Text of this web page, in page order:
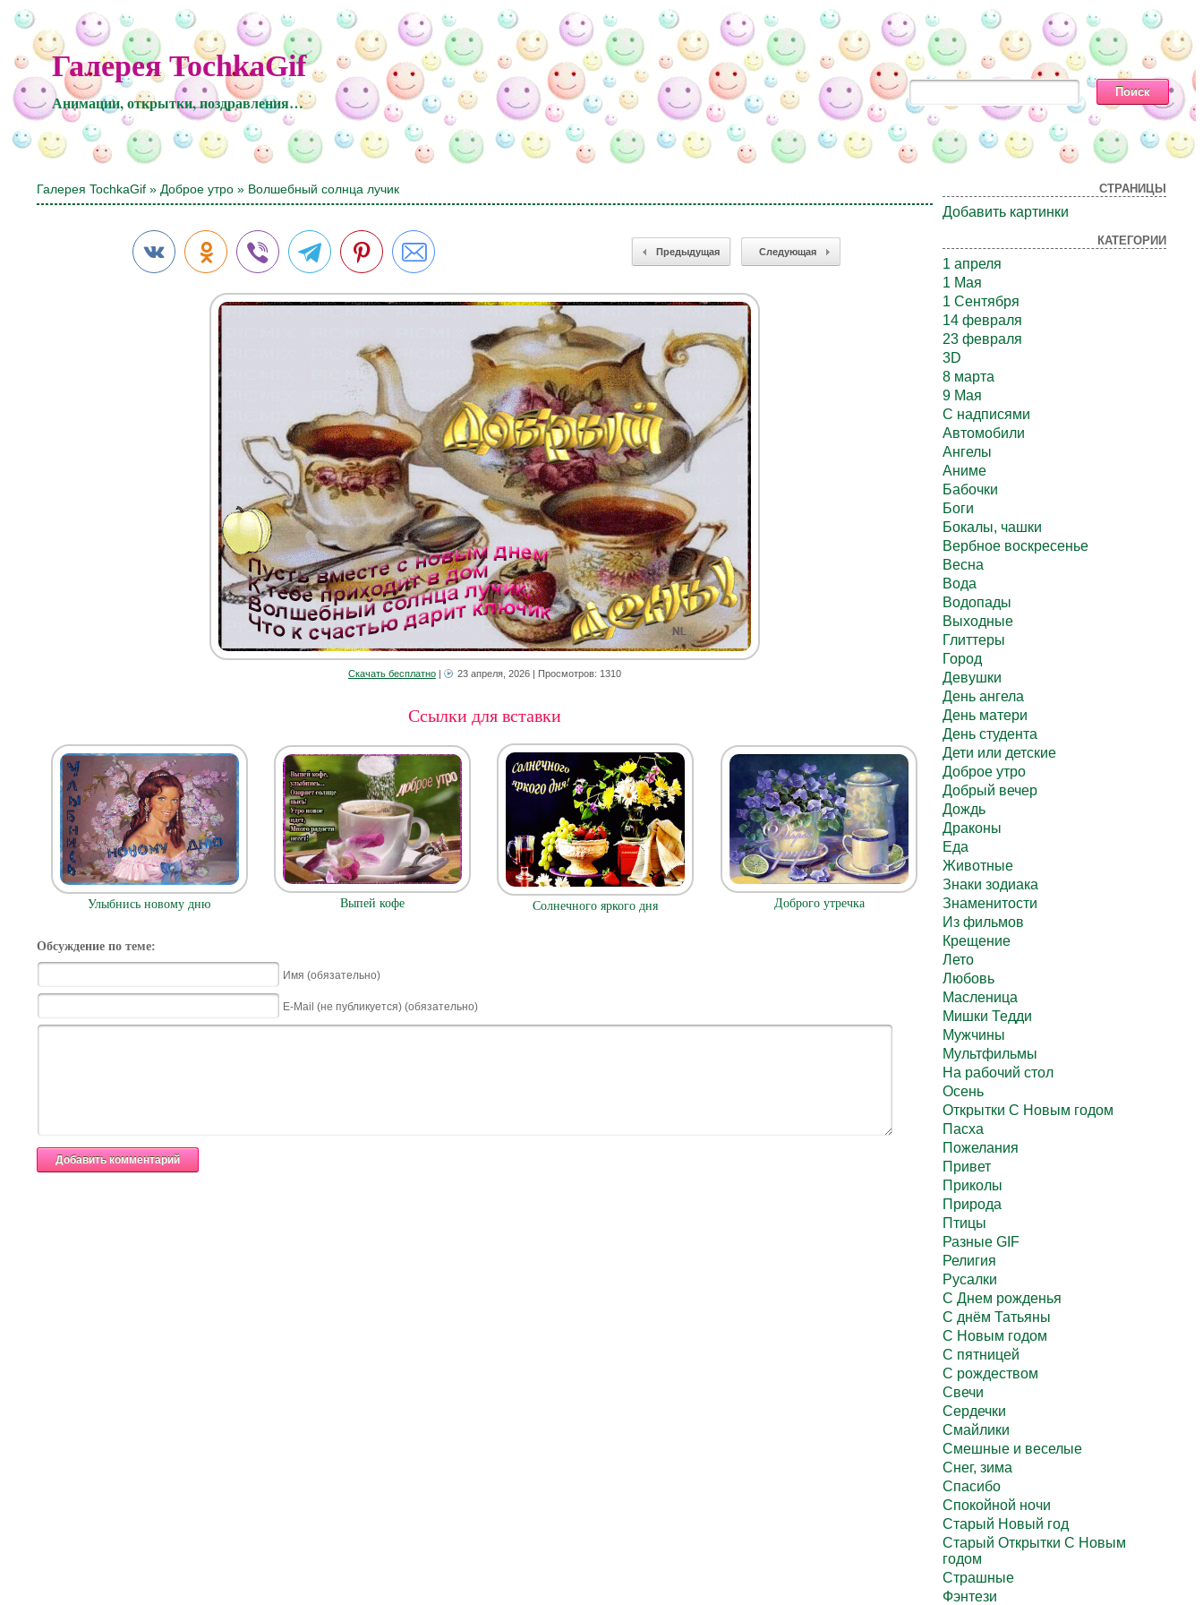
Галерея TochkaGif
Анимации, открытки, поздравления…
Галерея TochkaGif » Доброе утро » Волшебный солнца лучик
Предыдущая Следующая
Скачать бесплатно| 23 апреля, 2026| Просмотров: 1310
Ссылки для вставки
Улыбнись новому дню Выпей кофе Солнечного яркого дня Доброго утречка
Обсуждение по теме:
Имя (обязательно)
E-Mail (не публикуется) (обязательно)
СТРАНИЦЫ
Добавить картинки
КАТЕГОРИИ
1 апреля
1 Мая
1 Сентября
14 февраля
23 февраля
3D
8 марта
9 Мая
C надписями
Автомобили
Ангелы
Аниме
Бабочки
Боги
Бокалы, чашки
Вербное воскресенье
Весна
Вода
Водопады
Выходные
Глиттеры
Город
Девушки
День ангела
День матери
День студента
Дети или детские
Доброе утро
Добрый вечер
Дождь
Драконы
Еда
Животные
Знаки зодиака
Знаменитости
Из фильмов
Крещение
Лето
Любовь
Масленица
Мишки Тедди
Мужчины
Мультфильмы
На рабочий стол
Осень
Открытки С Новым годом
Пасха
Пожелания
Привет
Приколы
Природа
Птицы
Разные GIF
Религия
Русалки
С Днем рожденья
С днём Татьяны
С Новым годом
С пятницей
С рождеством
Свечи
Сердечки
Смайлики
Смешные и веселые
Снег, зима
Спасибо
Спокойной ночи
Старый Новый год
Старый Открытки С Новым
годом
Страшные
Фэнтези